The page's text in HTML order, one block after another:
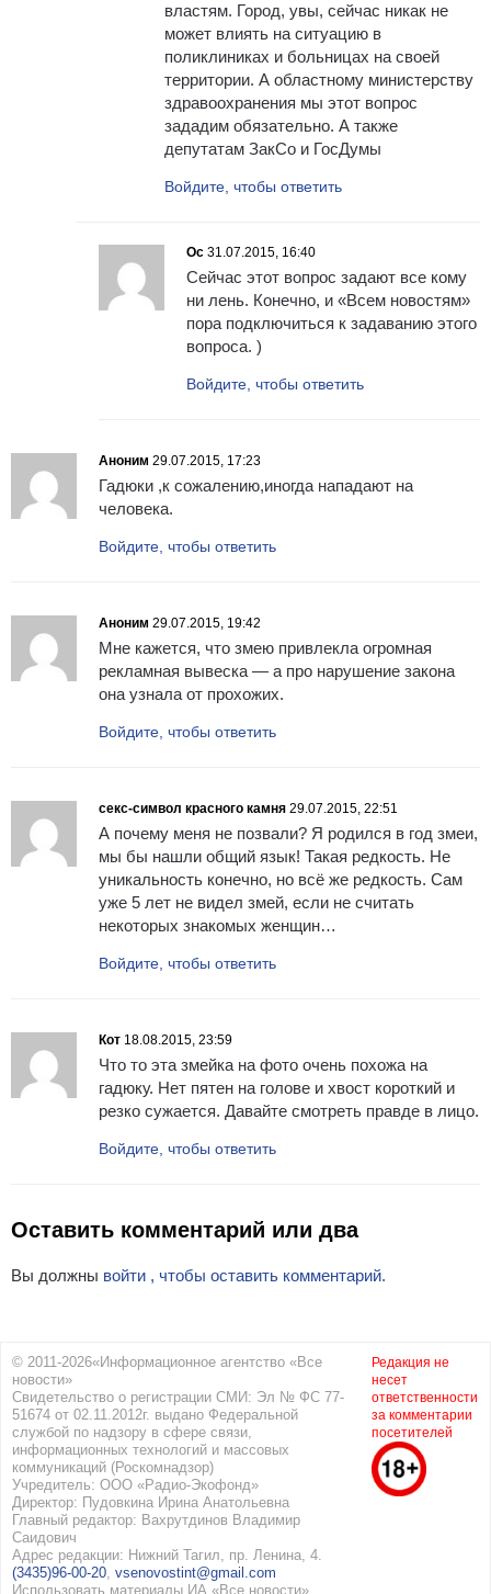
властям. Город, увы, сейчас никак не
может влиять на ситуацию в
поликлиниках и больницах на своей
территории. А областному министерству
здравоохранения мы этот вопрос
зададим обязательно. А также
депутатам ЗакСо и ГосДумы
Войдите, чтобы ответить
Ос 31.07.2015, 16:40
Сейчас этот вопрос задают все кому
ни лень. Конечно, и «Всем новостям»
пора подключиться к задаванию этого
вопроса. )
Войдите, чтобы ответить
Аноним 29.07.2015, 17:23
Гадюки ,к сожалению,иногда нападают на
человека.
Войдите, чтобы ответить
Аноним 29.07.2015, 19:42
Мне кажется, что змею привлекла огромная
рекламная вывеска — а про нарушение закона
она узнала от прохожих.
Войдите, чтобы ответить
секс-символ красного камня 29.07.2015, 22:51
А почему меня не позвали? Я родился в год змеи,
мы бы нашли общий язык! Такая редкость. Не
уникальность конечно, но всё же редкость. Сам
уже 5 лет не видел змей, если не считать
некоторых знакомых женщин…
Войдите, чтобы ответить
Кот 18.08.2015, 23:59
Что то эта змейка на фото очень похожа на
гадюку. Нет пятен на голове и хвост короткий и
резко сужается. Давайте смотреть правде в лицо.
Войдите, чтобы ответить
Оставить комментарий или два
Вы должны войти , чтобы оставить комментарий.
© 2011-2026«Информационное агентство «Все
новости»
Свидетельство о регистрации СМИ: Эл № ФС 77-
51674 от 02.11.2012г. выдано Федеральной
службой по надзору в сфере связи,
информационных технологий и массовых
коммуникаций (Роскомнадзор)
Учредитель: ООО «Радио-Экофонд»
Директор: Пудовкина Ирина Анатольевна
Главный редактор: Вахрутдинов Владимир
Саидович
Адрес редакции: Нижний Тагил, пр. Ленина, 4.
(3435)96-00-20, vsenovostint@gmail.com
Использовать материалы ИА «Все новости»
Редакция не
несет
ответственности
за комментарии
посетителей